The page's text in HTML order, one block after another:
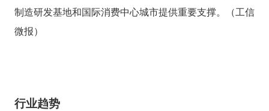
制造研发基地和国际消费中心城市提供重要支撑。（工信
微报）
行业趋势